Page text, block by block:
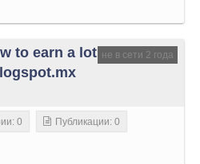
не в сети 2 года
to earn a lot
0 Публикации: 0